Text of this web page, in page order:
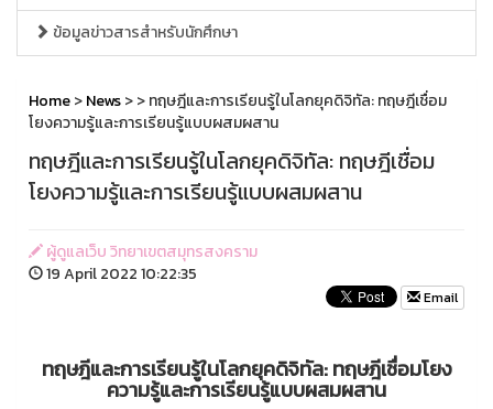
ข้อมูลข่าวสารสำหรับนักศึกษา
Home>News>> ทฤษฎีและการเรียนรู้ในโลกยุคดิจิทัล: ทฤษฎีเชื่อม
โยงความรู้และการเรียนรู้แบบผสมผสาน
ทฤษฎีและการเรียนรู้ในโลกยุคดิจิทัล: ทฤษฎีเชื่อม
โยงความรู้และการเรียนรู้แบบผสมผสาน
ผู้ดูแลเว็บ วิทยาเขตสมุทรสงคราม
19 April 2022 10:22:35
Email
ทฤษฎีและการเรียนรู้ในโลกยุคดิจิทัล: ทฤษฎีเชื่อมโยง
ความรู้และการเรียนรู้แบบผสมผสาน